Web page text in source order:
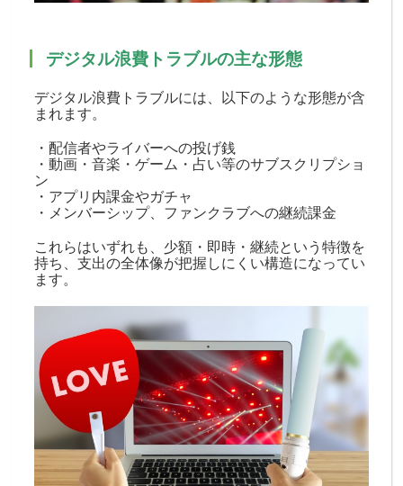
デジタル浪費トラブルの主な形態
デジタル浪費トラブルには、以下のような形態が含
まれます。
・配信者やライバーへの投げ銭
・動画・音楽・ゲーム・占い等のサブスクリプショ
ン
・アプリ内課金やガチャ
・メンバーシップ、ファンクラブへの継続課金
これらはいずれも、少額・即時・継続という特徴を
持ち、支出の全体像が把握しにくい構造になってい
ます。